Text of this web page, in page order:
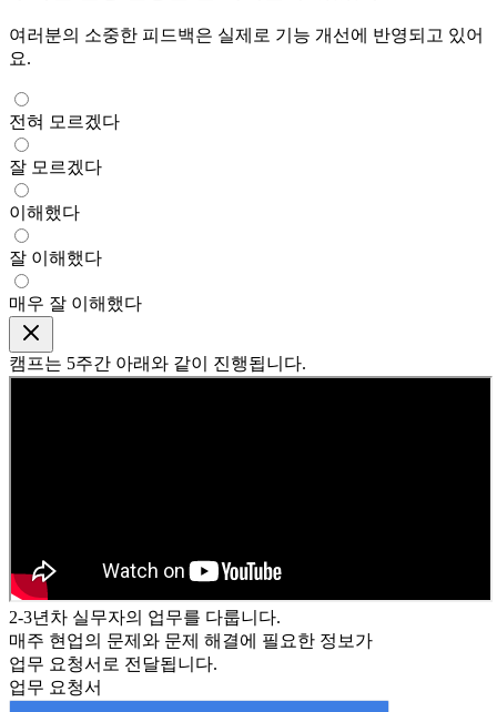
여러분의 소중한 피드백은 실제로 기능 개선에 반영되고 있어
요.
전혀 모르겠다
잘 모르겠다
이해했다
잘 이해했다
매우 잘 이해했다
캠프는 5주간 아래와 같이 진행됩니다.
2-3년차 실무자의 업무를 다룹니다.
매주 현업의 문제와 문제 해결에 필요한 정보가
업무 요청서로 전달됩니다.
업무 요청서